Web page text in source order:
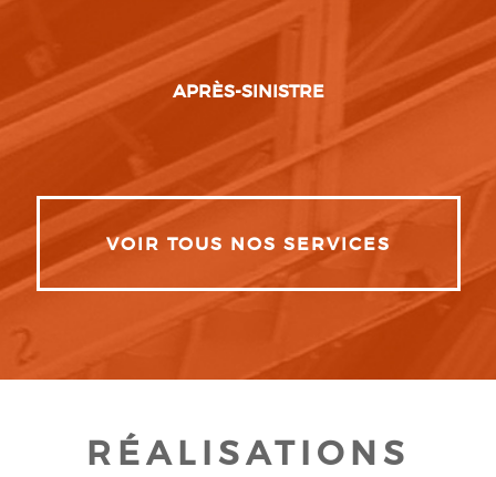
APRÈS-SINISTRE
VOIR TOUS NOS SERVICES
RÉALISATIONS